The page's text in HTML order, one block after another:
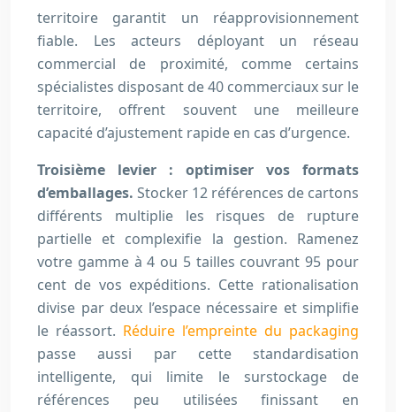
territoire garantit un réapprovisionnement
fiable. Les acteurs déployant un réseau
commercial de proximité, comme certains
spécialistes disposant de 40 commerciaux sur le
territoire, offrent souvent une meilleure
capacité d’ajustement rapide en cas d’urgence.
Troisième levier : optimiser vos formats
d’emballages. Stocker 12 références de cartons
différents multiplie les risques de rupture
partielle et complexifie la gestion. Ramenez
votre gamme à 4 ou 5 tailles couvrant 95 pour
cent de vos expéditions. Cette rationalisation
divise par deux l’espace nécessaire et simplifie
le réassort. Réduire l’empreinte du packaging
passe aussi par cette standardisation
intelligente, qui limite le surstockage de
références peu utilisées finissant en